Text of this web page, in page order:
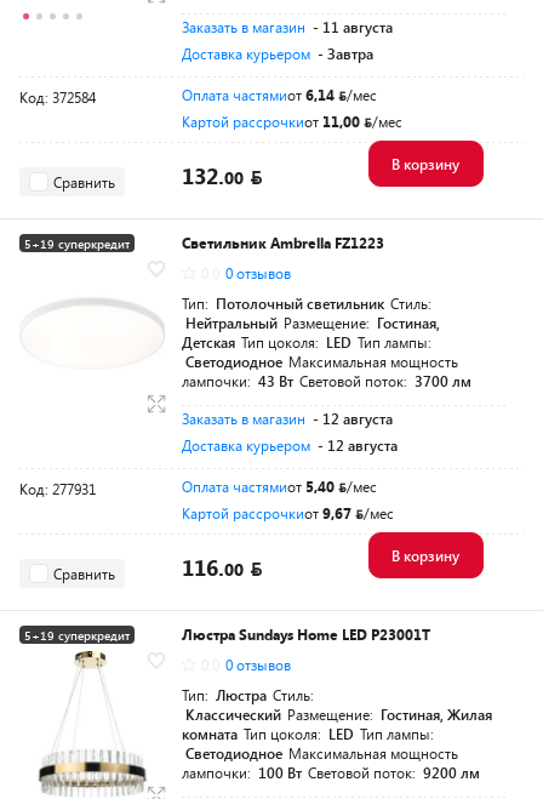
Заказать в магазин - 11 августа
Доставка курьером - Завтра
Код: 372584 Оплата частямиот6,14
/мес
Картой рассрочкиот 11,00 /мес
Сравнить 132.00
В корзину
5+19 суперкредит
Светильник Ambrella FZ1223
0 отзывов
Тип: Потолочный светильник Стиль:
Нейтральный Размещение: Гостиная,
Детская Тип цоколя: LED Тип лампы:
Светодиодное Максимальная мощность
лампочки: 43 Вт Световой поток: 3700 лм
Заказать в магазин - 12 августа
Доставка курьером - 12 августа
Код: 277931 Оплата частямиот 5,40
/мес
Картой рассрочкиот9,67 /мес
Сравнить 116.00
В корзину
5+19 суперкредит
Люстра Sundays Home LED P23001T
0 отзывов
Тип: Люстра Стиль:
Классический Размещение: Гостиная, Жилая
комната Тип цоколя: LED Тип лампы:
Светодиодное Максимальная мощность
лампочки: 100 Вт Световой поток: 9200 лм